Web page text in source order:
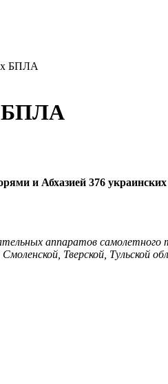
БПЛА
БПЛА
и Абхазией 376
аппаратов
Тверской, Тульской